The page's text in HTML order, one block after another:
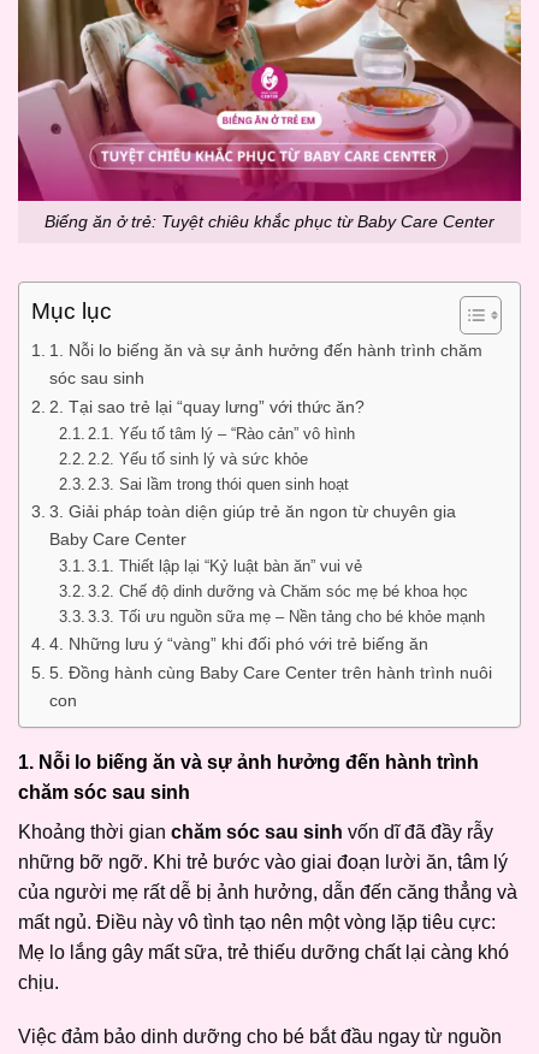
Biếng ăn ở trẻ: Tuyệt chiêu khắc phục từ Baby Care Center
Mục lục
1. Nỗi lo biếng ăn và sự ảnh hưởng đến hành trình chăm
sóc sau sinh
2. Tại sao trẻ lại “quay lưng” với thức ăn?
2.1. Yếu tố tâm lý – “Rào cản” vô hình
2.2. Yếu tố sinh lý và sức khỏe
2.3. Sai lầm trong thói quen sinh hoạt
3. Giải pháp toàn diện giúp trẻ ăn ngon từ chuyên gia
Baby Care Center
3.1. Thiết lập lại “Kỷ luật bàn ăn” vui vẻ
3.2. Chế độ dinh dưỡng và Chăm sóc mẹ bé khoa học
3.3. Tối ưu nguồn sữa mẹ – Nền tảng cho bé khỏe mạnh
4. Những lưu ý “vàng” khi đối phó với trẻ biếng ăn
5. Đồng hành cùng Baby Care Center trên hành trình nuôi
con
1. Nỗi lo biếng ăn và sự ảnh hưởng đến hành trình
chăm sóc sau sinh
Khoảng thời gian chăm sóc sau sinh vốn dĩ đã đầy rẫy
những bỡ ngỡ. Khi trẻ bước vào giai đoạn lười ăn, tâm lý
của người mẹ rất dễ bị ảnh hưởng, dẫn đến căng thẳng và
mất ngủ. Điều này vô tình tạo nên một vòng lặp tiêu cực:
Mẹ lo lắng gây mất sữa, trẻ thiếu dưỡng chất lại càng khó
chịu.
Việc đảm bảo dinh dưỡng cho bé bắt đầu ngay từ nguồn